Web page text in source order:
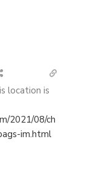
location is
2021/08/ch
im.html